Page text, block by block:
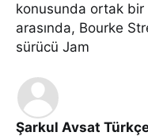
konusunda ortak bir
arasında, Bourke
sürücü Jam
Şarkul Avsat